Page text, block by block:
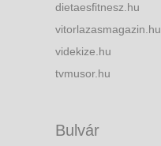
dietaesfitnesz.hu
vitorlazasmagazin.hu
videkize.hu
tvmusor.hu
Bulvár